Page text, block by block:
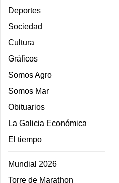
Deportes
Sociedad
Cultura
Gráficos
Somos Agro
Somos Mar
Obituarios
La Galicia Económica
El tiempo
Mundial 2026
Torre de Marathon